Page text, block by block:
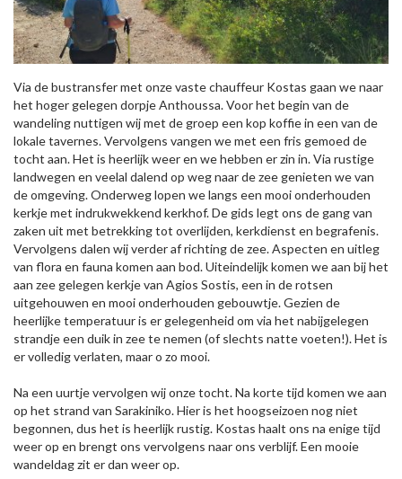
Via de bustransfer met onze vaste chauffeur Kostas gaan we naar
het hoger gelegen dorpje Anthoussa. Voor het begin van de
wandeling nuttigen wij met de groep een kop koffie in een van de
lokale tavernes. Vervolgens vangen we met een fris gemoed de
tocht aan. Het is heerlijk weer en we hebben er zin in. Via rustige
landwegen en veelal dalend op weg naar de zee genieten we van
de omgeving. Onderweg lopen we langs een mooi onderhouden
kerkje met indrukwekkend kerkhof. De gids legt ons de gang van
zaken uit met betrekking tot overlijden, kerkdienst en begrafenis.
Vervolgens dalen wij verder af richting de zee. Aspecten en uitleg
van flora en fauna komen aan bod. Uiteindelijk komen we aan bij het
aan zee gelegen kerkje van Agios Sostis, een in de rotsen
uitgehouwen en mooi onderhouden gebouwtje. Gezien de
heerlijke temperatuur is er gelegenheid om via het nabijgelegen
strandje een duik in zee te nemen (of slechts natte voeten!). Het is
er volledig verlaten, maar o zo mooi.
Na een uurtje vervolgen wij onze tocht. Na korte tijd komen we aan
op het strand van Sarakiniko. Hier is het hoogseizoen nog niet
begonnen, dus het is heerlijk rustig. Kostas haalt ons na enige tijd
weer op en brengt ons vervolgens naar ons verblijf. Een mooie
wandeldag zit er dan weer op.